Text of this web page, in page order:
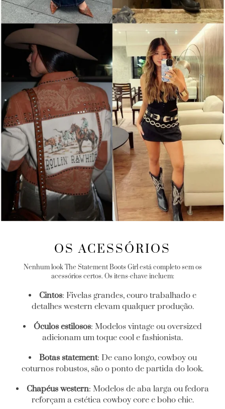
OS ACESSÓRIOS
Nenhum look The Statement Boots Girl está completo sem os
acessórios certos. Os itens-chave incluem:
Cintos: Fivelas grandes, couro trabalhado e
detalhes western elevam qualquer produção.
Óculos estilosos: Modelos vintage ou oversized
adicionam um toque cool e fashionista.
Botas statement: De cano longo, cowboy ou
coturnos robustos, são o ponto de partida do look.
Chapéus western: Modelos de aba larga ou fedora
reforçam a estética cowboy core e boho chic.